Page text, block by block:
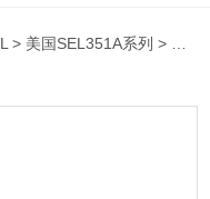
> 美国SEL351A系列 > 美国SEL0351S6XHD4FB442项目指导